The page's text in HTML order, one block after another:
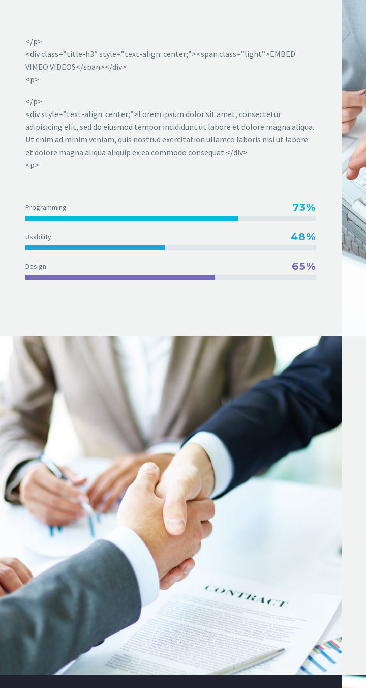
</p>
<div class=”title-h3″ style=”text-align: center;”><span class=”light”>EMBED
VIMEO VIDEOS</span></div>
<p>
</p>
<div style=”text-align: center;”>Lorem ipsum dolor sit amet, consectetur
adipisicing elit, sed do eiusmod tempor incididunt ut labore et dolore magna aliqua.
Ut enim ad minim veniam, quis nostrud exercitation ullamco laboris nisi ut labore
et dolore magna aliqua aliquip ex ea commodo consequat.</div>
<p>
Programming 73%
Usability 48%
Design 65%